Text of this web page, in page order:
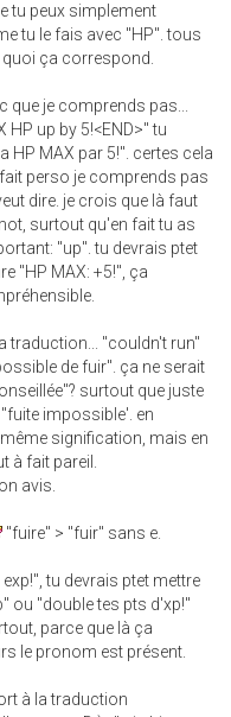
tu peux simplement
tu le fais avec "HP". tous
ça correspond.
que je comprends pas...
HP up by 5!<END>" tu
HP MAX par 5!". certes cela
perso je comprends pas
dire. je crois que là faut
surtout qu'en fait tu as
"up". tu devrais ptet
"HP MAX: +5!", ça
traduction... "couldn't run"
de fuir". ça ne serait
surtout que juste
impossible'. en
signification, mais en
à fait pareil.
avis.
"fuire" > "fuir" sans e.
tu devrais ptet mettre
ou "double tes pts d'xp!"
parce que là ça
le pronom est présent.
à la traduction